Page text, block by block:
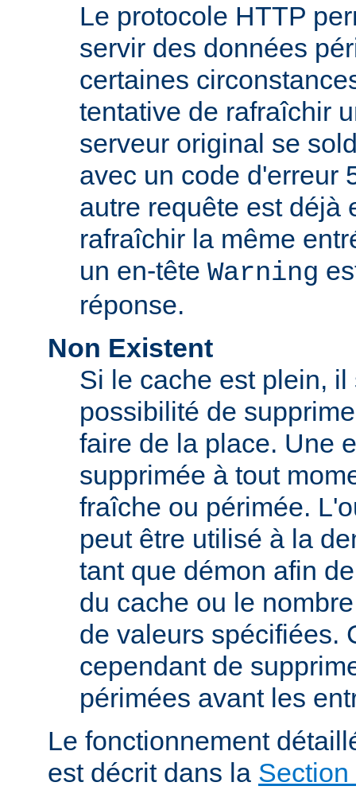
Le protocole HTTP
servir des données
certaines
tentative de rafraîchir
serveur original se
avec un code d'erreur
autre requête est déjà
rafraîchir la même
un en-tête Warning
réponse.
Non Existent
Si le cache est plein,
possibilité de
faire de la place. Une
supprimée à tout
fraîche ou périmée.
peut être utilisé à la
tant que démon afin
du cache ou le
de valeurs spécifiées.
cependant de
périmées avant les
Le fonctionnement
est décrit dans la